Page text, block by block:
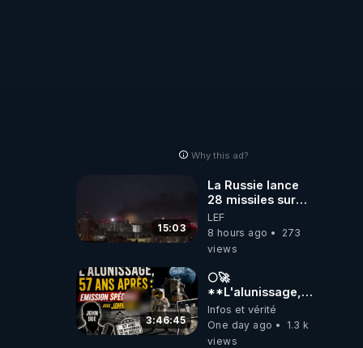
Why this ad?
15:03
La Russie lance
28 missiles sur
Kiev, l'attaque
révèle la faiblesse
de Kiev
LEF
8 hours ago
273
views
3:46:45
🌕🚀
**L'alunissage,
57 ans après :
Émission spéciale
avec John Doe
Infos et vérité
One day ago
1.3 k
views